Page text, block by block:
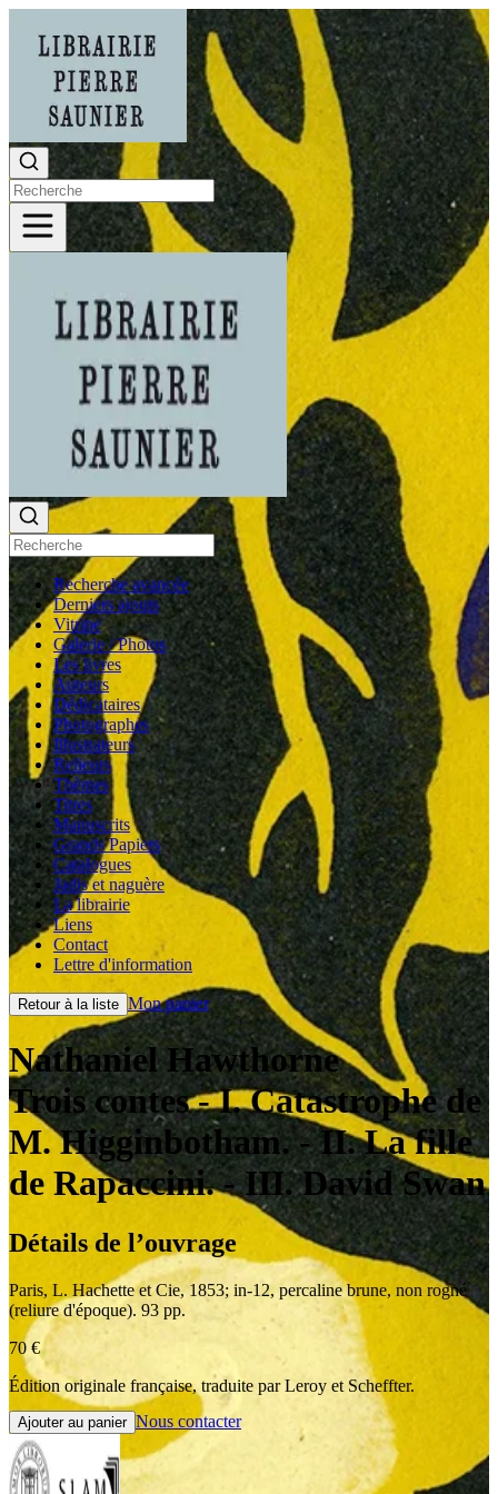
Recherche avancée
Derniers ajouts
Vitrine
Galerie / Photos
Les livres
Auteurs
Dédicataires
Photographes
Illustrateurs
Relieurs
Thèmes
Titres
Manuscrits
Grands Papiers
Catalogues
Jadis et naguère
La librairie
Liens
Contact
Lettre d'information
Retour à la liste Mon panier
Nathaniel Hawthorne
Trois contes - I. Catastrophe de
M. Higginbotham. - II. La fille
de Rapaccini. - III. David Swan
Détails de l’ouvrage
Paris, L. Hachette et Cie,1853; in-12, percaline brune, non rogné
(reliure d'époque). 93 pp.
70 €
Édition originale française, traduite par Leroy et Scheffter.
Ajouter au panier Nous contacter